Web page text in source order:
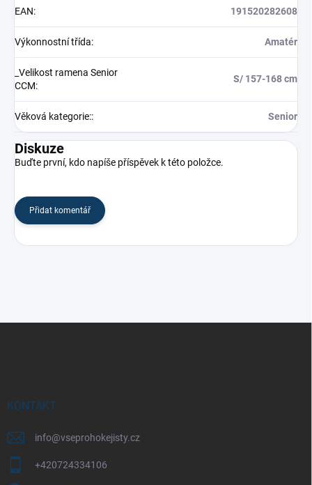
EAN: 191520282608
Výkonnostní třída: Amatér
_Velikost ramena Senior
CCM:
S/ 157-168 cm
Věková kategorie:: Senior
Diskuze
Buďte první, kdo napíše příspěvek k této položce.
Přidat komentář
KONTAKT
info@vseprohokejisty.cz
+420724334106